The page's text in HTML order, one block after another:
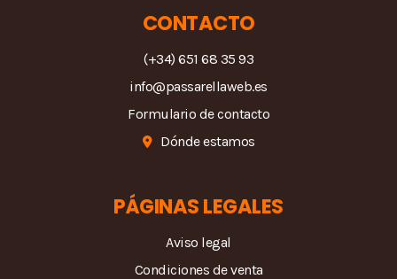
CONTACTO
(+34) 651 68 35 93
info@passarellaweb.es
Formulario de contacto
Dónde estamos
PÁGINAS LEGALES
Aviso legal
Condiciones de venta